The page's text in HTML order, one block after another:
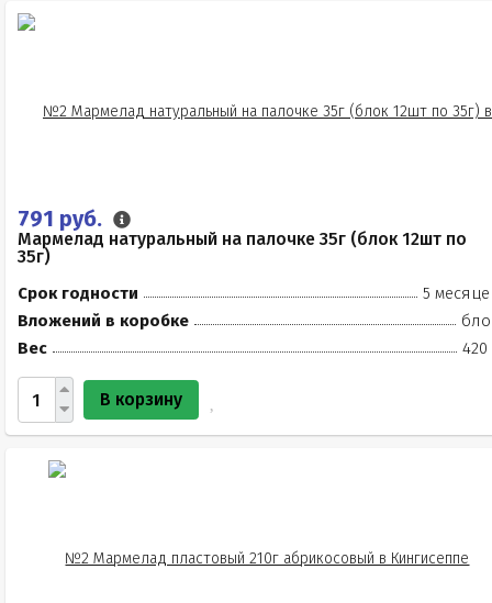
791 руб.
Мармелад натуральный на палочке 35г (блок 12шт по
35г)
Срок годности
5
Вложений в коробке
Вес
420
В корзину